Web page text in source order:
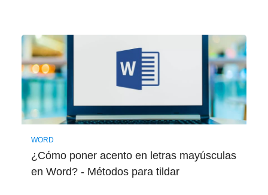
WORD
¿Cómo poner acento en letras mayúsculas
en Word? - Métodos para tildar